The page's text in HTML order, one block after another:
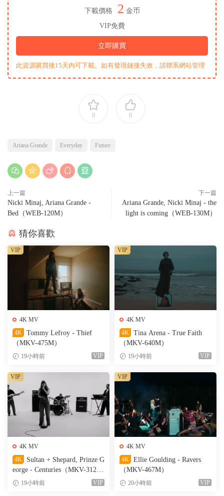
下載價格 2 金币
VIP免費
立即購買
此資源購買後15天内可下載。如有發現鏈接失效，請聯系網站管理
0 0
Ariana Grande Everyday Future
上一篇
Nicki Minaj, Ariana Grande -
Bed（WEB-120M）
下一篇
Ariana Grande, Nicki Minaj - the
light is coming（WEB-130M）
猜你喜歡
4K MV
4K
Tommy Lefroy - Thief
（MKV-475M）
19小時前 VIP
VIP
4K MV
4K
Tina Arena - True Faith
（MKV-640M）
19小時前 VIP
VIP
4K MV
4K
Sultan + Shepard, Prinze G
eorge - Centuries（MKV-312
M）19小時前 VIP
VIP
4K MV
4K
Ellie Goulding - Ravers
（MKV-467M）
20小時前 VIP
VIP